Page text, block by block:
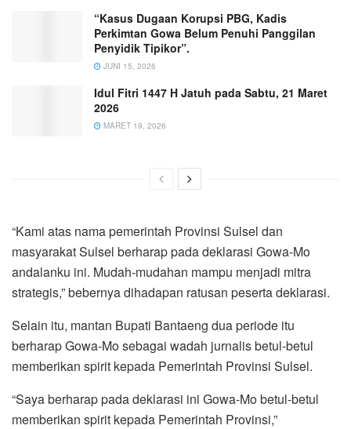
“Kasus Dugaan Korupsi PBG, Kadis
Perkimtan Gowa Belum Penuhi Panggilan
Penyidik Tipikor”.
JUNI 15, 2026
Idul Fitri 1447 H Jatuh pada Sabtu, 21 Maret
2026
MARET 19, 2026
“Kami atas nama pemerintah Provinsi Sulsel dan
masyarakat Sulsel berharap pada deklarasi Gowa-Mo
andalanku ini. Mudah-mudahan mampu menjadi mitra
strategis,” bebernya dihadapan ratusan peserta deklarasi.
Selain itu, mantan Bupati Bantaeng dua periode itu
berharap Gowa-Mo sebagai wadah jurnalis betul-betul
memberikan spirit kepada Pemerintah Provinsi Sulsel.
“Saya berharap pada deklarasi ini Gowa-Mo betul-betul
memberikan spirit kepada Pemerintah Provinsi,”